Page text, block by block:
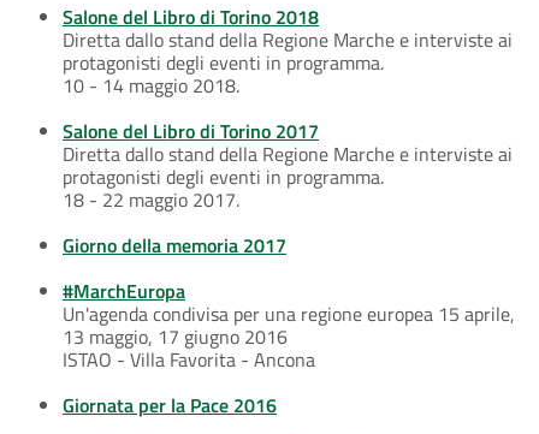
Salone del Libro di Torino 2018
Diretta dallo stand della Regione Marche e interviste ai
protagonisti degli eventi in programma.
10 - 14 maggio 2018.
Salone del Libro di Torino 2017
Diretta dallo stand della Regione Marche e interviste ai
protagonisti degli eventi in programma.
18 - 22 maggio 2017.
Giorno della memoria 2017
#MarchEuropa
Un'agenda condivisa per una regione europea 15 aprile,
13 maggio, 17 giugno 2016
ISTAO - Villa Favorita - Ancona
Giornata per la Pace 2016